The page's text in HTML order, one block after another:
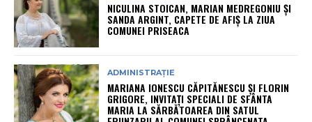
NICULINA STOICAN, MARIAN MEDREGONIU ȘI
SANDA ARGINT, CAPETE DE AFIȘ LA ZIUA
COMUNEI PRISEACA
ADMINISTRAȚIE
MARIANA IONESCU CĂPITĂNESCU ȘI FLORIN
GRIGORE, INVITAȚI SPECIALI DE SFÂNTA
MARIA LA SĂRBĂTOAREA DIN SATUL